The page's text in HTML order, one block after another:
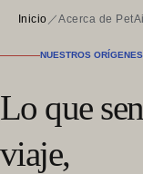
Inicio ／Acerca de
NUESTROS ORÍGENES
Lo que
viaje,